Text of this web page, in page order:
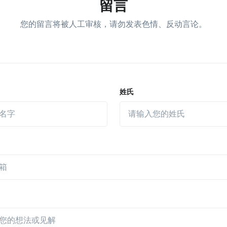
留言
您的留言将被人工审核，请勿发表色情、反动言论。
姓氏